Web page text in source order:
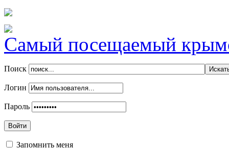
Самый посещаемый
Поиск
Логин
Пароль
Войти
Запомнить меня